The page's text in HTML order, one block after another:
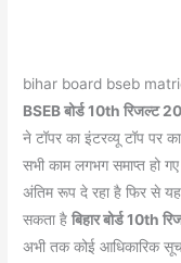
bihar board bseb
BSEB बोर्ड 10th रिजल्ट
ने टॉपर का इंटरव्यू टॉप पर
सभी काम लगभग समाप्त हो
अंतिम रूप दे रहा है फिर से
सकता हैबिहार बोर्ड 10th
अभी तक कोई आधिकारिक